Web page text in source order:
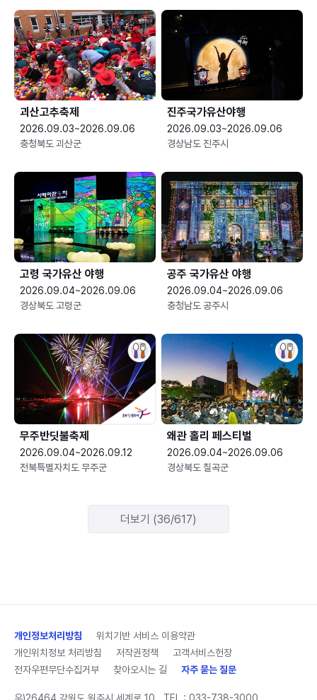
괴산고추축제
2026.09.03~2026.09.06
충청북도 괴산군
진주국가유산야행
2026.09.03~2026.09.06
경상남도 진주시
고령 국가유산 야행
2026.09.04~2026.09.06
경상북도 고령군
공주 국가유산 야행
2026.09.04~2026.09.06
충청남도 공주시
무주반딧불축제
2026.09.04~2026.09.12
전북특별자치도 무주군
왜관 홀리 페스티벌
2026.09.04~2026.09.06
경상북도 칠곡군
더보기 (36/617)
개인정보처리방침
위치기반 서비스 이용약관
개인위치정보 처리방침
저작권정책
고객서비스헌장
전자우편무단수집거부
찾아오시는 길 자주 묻는 질문